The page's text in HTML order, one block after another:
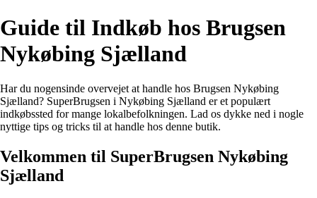
Guide til Indkøb hos Brugsen
Nykøbing Sjælland
Har du nogensinde overvejet at handle hos Brugsen Nykøbing
Sjælland? SuperBrugsen i Nykøbing Sjælland er et populært
indkøbssted for mange lokalbefolkningen. Lad os dykke ned i nogle
nyttige tips og tricks til at handle hos denne butik.
Velkommen til SuperBrugsen Nykøbing
Sjælland